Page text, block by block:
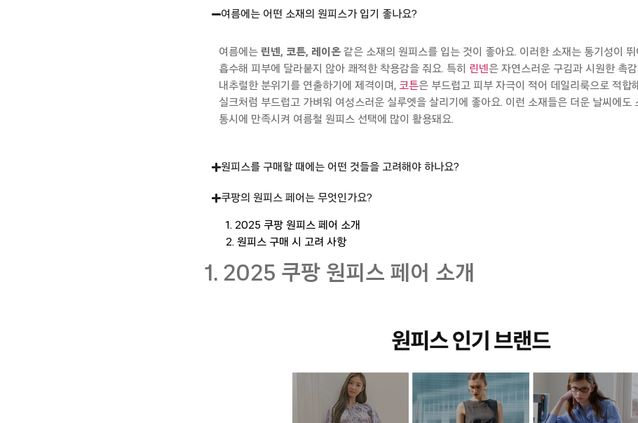
여름에는 어떤 소재의 원피스가 입기 좋나요?
여름에는 린넨, 코튼, 레이온 같은 소재의 원피스를 입는 것이 좋아요. 이러한 소재는 통기성이 뛰
흡수해 피부에 달라붙지 않아 쾌적한 착용감을 줘요. 특히 린넨은 자연스러운 구김과 시원한 촉
내추럴한 분위기를 연출하기에 제격이며 , 코튼은 부드럽고 피부 자극이 적어 데일리룩으로 적합
실크처럼 부드럽고 가벼워 여성스러운 실루엣을 살리기에 좋아요. 이런 소재들은 더운 날씨에도
통시에
만족시켜 여름철 원피스 선택에 많이 활용돼요.
원피스를 구매할 때에는 어떤 것들을 고려해야 하나요?
쿠팡의 원피스 페어는 무엇인가요?
1. 2025 쿠팡 원피스 페어 소개
2. 원피스 구매 시 고려 사항
1. 2025 쿠팡 원피스 페어 소개